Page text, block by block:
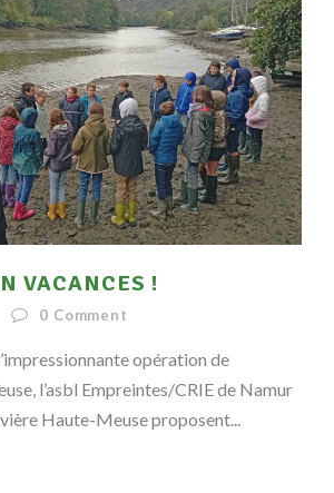
VACANCES !
0 Comment
opération de
l’asbl Empreintes/CRIE de Namur
Haute-Meuse proposent...